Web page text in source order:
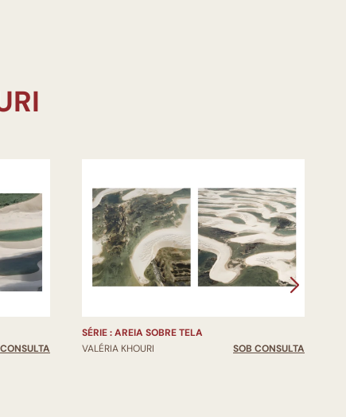
SÉRIE : AREIA SOBRE TELA
VALÉRIA KHOURI
SOB CONSULTA